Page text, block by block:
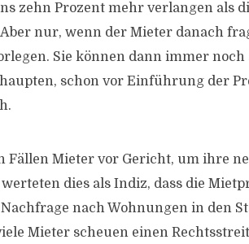
zehn Prozent mehr verlangen als
nur, wenn der Mieter danach
Sie können dann immer noch
schon vor Einführung der
Mieter vor Gericht, um ihre
dies als Indiz, dass die
nach Wohnungen in den
Mieter scheuen einen